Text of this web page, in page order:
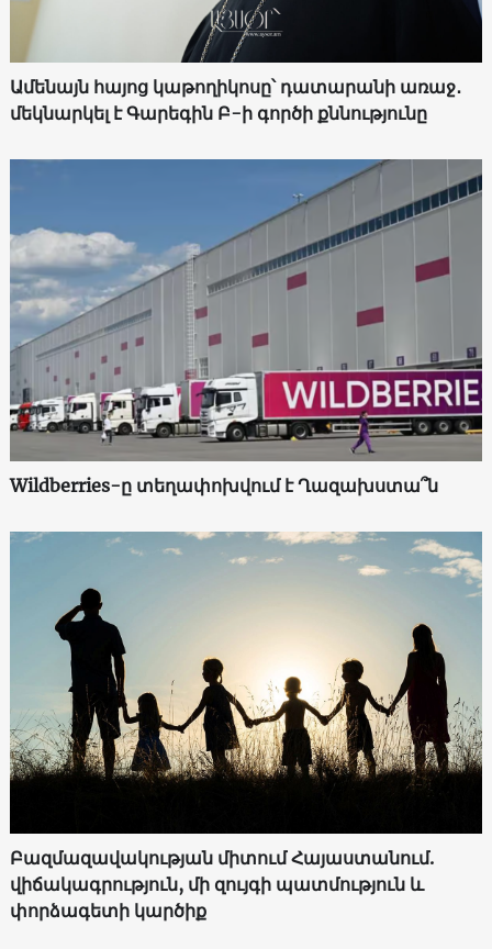
Ամենայն հայոց կաթողիկոսը՝ դատարանի առաջ․
մեկնարկել է Գարեգին Բ-ի գործի քննությունը
Wildberries-ը տեղափոխվում է Ղազախստա՞ն
Բազմազավակության միտում Հայաստանում.
վիճակագրություն, մի զույգի պատմություն և
փորձագետի կարծիք